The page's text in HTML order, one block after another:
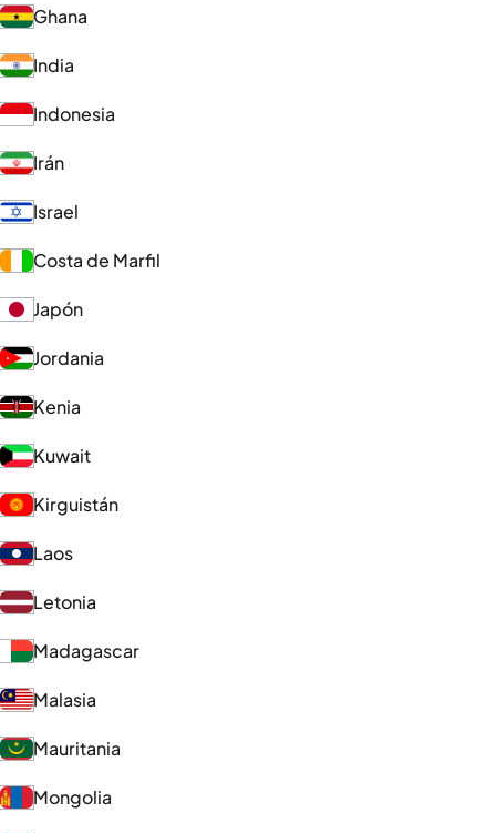
Ghana
India
Indonesia
Irán
Israel
Costa de Marfil
Japón
Jordania
Kenia
Kuwait
Kirguistán
Laos
Letonia
Madagascar
Malasia
Mauritania
Mongolia